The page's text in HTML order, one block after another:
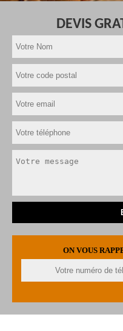
DEVIS
ON VOUS